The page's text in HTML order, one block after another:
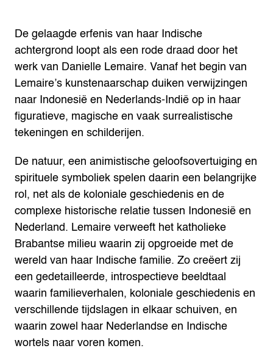
De gelaagde erfenis van haar Indische
achtergrond loopt als een rode draad door het
werk van Danielle Lemaire. Vanaf het begin van
Lemaire’s kunstenaarschap duiken verwijzingen
naar Indonesië en Nederlands-Indië op in haar
figuratieve, magische en vaak surrealistische
tekeningen en schilderijen.
De natuur, een animistische geloofsovertuiging en
spirituele symboliek spelen daarin een belangrijke
rol, net als de koloniale geschiedenis en de
complexe historische relatie tussen Indonesië en
Nederland. Lemaire verweeft het katholieke
Brabantse milieu waarin zij opgroeide met de
wereld van haar Indische familie. Zo creëert zij
een gedetailleerde, introspectieve beeldtaal
waarin familieverhalen, koloniale geschiedenis en
verschillende tijdslagen in elkaar schuiven, en
waarin zowel haar Nederlandse en Indische
wortels naar voren komen.